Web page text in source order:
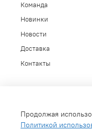
Команда
Новинки
Новости
Доставка
Контакты
Интернет-магазин
Продолжая
Политикой